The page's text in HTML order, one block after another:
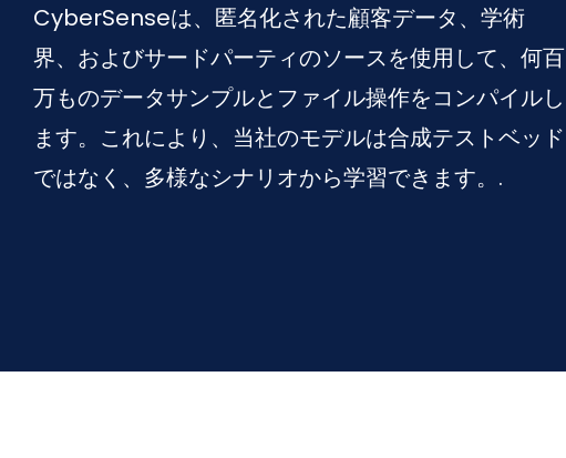
CyberSenseは、匿名化された顧客データ、学術
界、およびサードパーティのソースを使用して、何百
万ものデータサンプルとファイル操作をコンパイルし
ます。これにより、当社のモデルは合成テストベッド
ではなく、多様なシナリオから学習できます。.